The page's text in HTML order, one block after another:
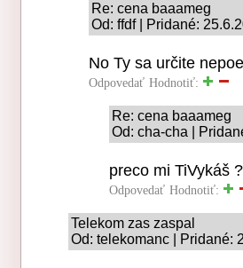
Re: cena baaameg
Od: ffdf | Pridané:
No Ty sa určite
Odpovedať Hodnotiť:
Re: cena baaameg
Od: cha-cha |
preco mi TiVykáš ?
Odpovedať Hodnotiť:
Telekom zas zaspal
Od: telekomanc | Pridané: